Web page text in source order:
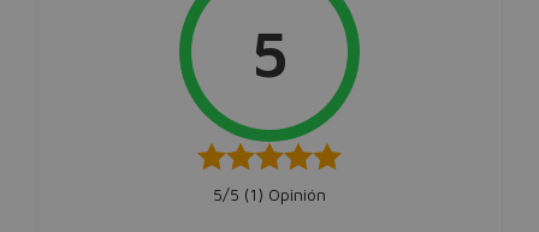
5
5/5 ( 1) Opinión